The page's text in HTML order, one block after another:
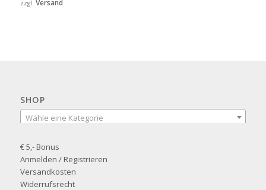
zzgl. Versand
SHOP
Wähle eine Kategorie
€ 5,- Bonus
Anmelden / Registrieren
Versandkosten
Widerrufsrecht